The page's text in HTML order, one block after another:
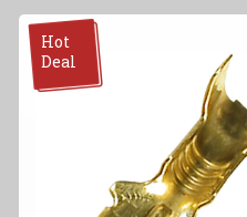
Hot
Deal